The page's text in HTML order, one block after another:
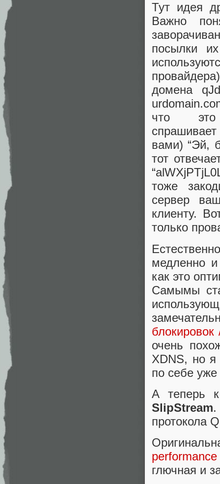
Тут идея
Важно
посылки
домена
что
вами) “Эй,
тот
тоже
сервер
клиенту.
только
медленно
как это
Самымы
очень
XDNS, но
по себе
А теперь к
SlipStream.
протокола
глючная и